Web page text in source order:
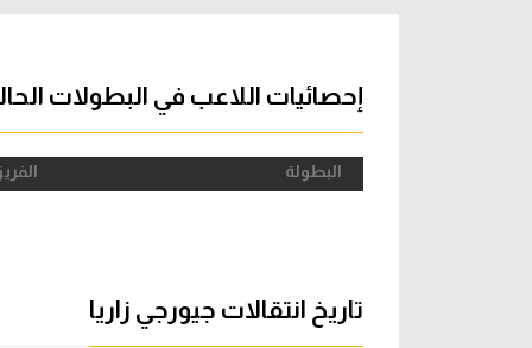
دوري إحصائيات اللاعب في البطولات
البطولة
تاريخ انتقالات جيورجي زاريا